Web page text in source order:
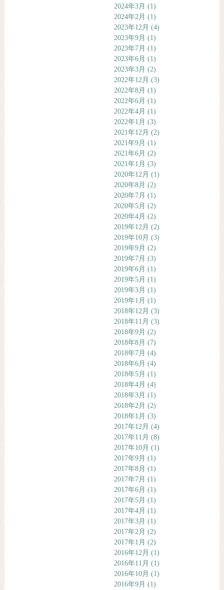
2024年3月 (1)
2024年2月 (1)
2023年12月 (4)
2023年9月 (1)
2023年7月 (1)
2023年6月 (1)
2023年3月 (2)
2022年12月 (3)
2022年8月 (1)
2022年6月 (1)
2022年4月 (1)
2022年1月 (3)
2021年12月 (2)
2021年9月 (1)
2021年6月 (2)
2021年1月 (3)
2020年12月 (1)
2020年8月 (2)
2020年7月 (1)
2020年5月 (2)
2020年4月 (2)
2019年12月 (2)
2019年10月 (3)
2019年9月 (2)
2019年7月 (3)
2019年6月 (1)
2019年5月 (1)
2019年3月 (1)
2019年1月 (1)
2018年12月 (3)
2018年11月 (3)
2018年9月 (2)
2018年8月 (7)
2018年7月 (4)
2018年6月 (4)
2018年5月 (1)
2018年4月 (4)
2018年3月 (1)
2018年2月 (2)
2018年1月 (3)
2017年12月 (4)
2017年11月 (8)
2017年10月 (1)
2017年9月 (1)
2017年8月 (1)
2017年7月 (1)
2017年6月 (1)
2017年5月 (1)
2017年4月 (1)
2017年3月 (1)
2017年2月 (2)
2017年1月 (2)
2016年12月 (1)
2016年11月 (1)
2016年10月 (1)
2016年9月 (1)